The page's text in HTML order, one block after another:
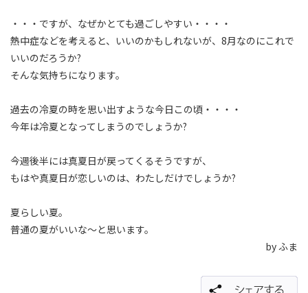
・・・ですが、なぜかとても過ごしやすい・・・・
熱中症などを考えると、いいのかもしれないが、8月なのにこれで
いいのだろうか?
そんな気持ちになります。
過去の冷夏の時を思い出すような今日この頃・・・・
今年は冷夏となってしまうのでしょうか?
今週後半には真夏日が戻ってくるそうですが、
もはや真夏日が恋しいのは、わたしだけでしょうか?
夏らしい夏。
普通の夏がいいな〜と思います。
by ふま